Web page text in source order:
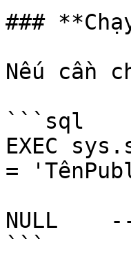
###
Nếu cần
```sql
EXEC
=
NULL
```